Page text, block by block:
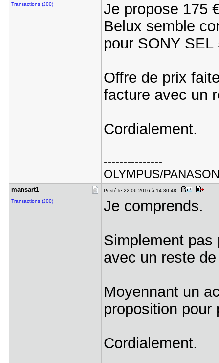
Transactions (200)
Je propose 175
Belux semble
pour SONY SEL
Offre de prix
facture avec un
Cordialement.
---------------
OLYMPUS/
mansart1
Transactions (200)
Posté le 22-06-2016 à 14:30:48
Je comprends.
Simplement pas
avec un reste
Moyennant un
proposition pour
Cordialement.